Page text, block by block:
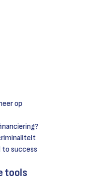
op
to success
tools